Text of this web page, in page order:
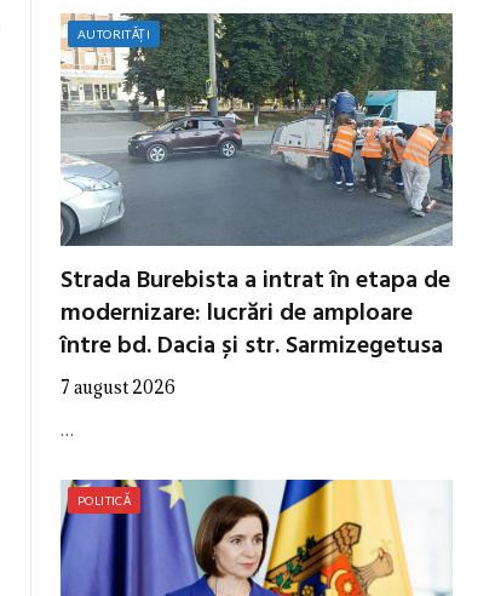
AUTORITĂȚI
Strada Burebista a intrat în etapa de
modernizare: lucrări de amploare
între bd. Dacia și str. Sarmizegetusa
7 august 2026
…
POLITICĂ